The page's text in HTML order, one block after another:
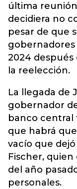
última
decidiera no
pesar de que
2024
la reelección.
La llegada de
gobernador
banco
que habrá
vacío que
Fischer,
del año
personales.